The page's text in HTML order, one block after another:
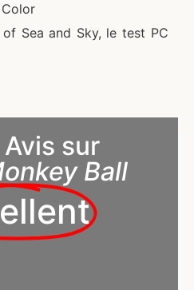
Sea and Sky, le test PC
sur
Ball